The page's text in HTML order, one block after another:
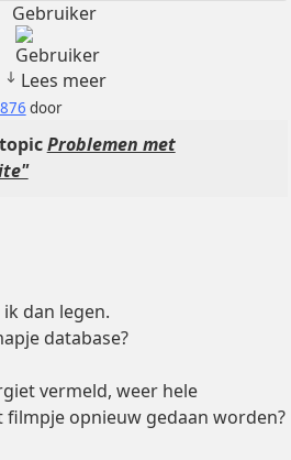
Gebruiker
Lees meer
door
Problemen met
dan legen.
database?
vermeld, weer hele
filmpje opnieuw gedaan worden?